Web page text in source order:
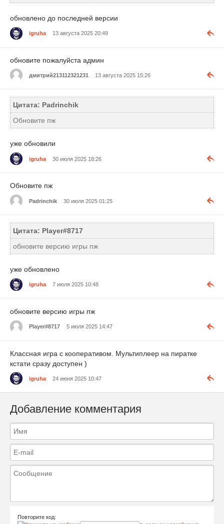
обновлено до последней версии
igruha 13 августа 2025 20:49
обновите пожалуйста админ
дмитрий213112321231 13 августа 2025 15:26
Цитата: Padrinchik
Обновите пж
уже обновили
igruha 30 июля 2025 18:26
Обновите пж
Padrinchik 30 июля 2025 01:25
Цитата: Player#8717
обновите версию игры пж
уже обновлено
igruha 7 июля 2025 10:48
обновите версию игры пж
Player#8717 5 июля 2025 14:47
Классная игра с кооперативом. Мультиплеер на пиратке
кстати сразу доступен )
igruha 24 июня 2025 10:47
Добавление комментария
Повторите код: